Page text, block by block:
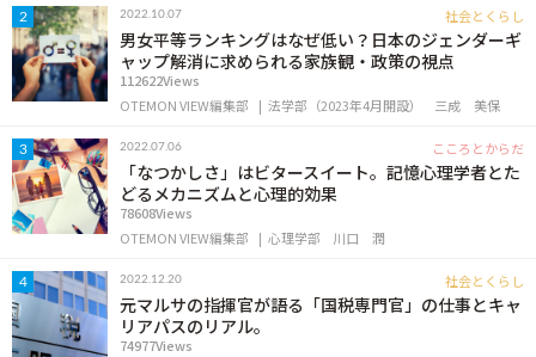
OTEMON VIEWについて
サイトポリシー
FOLLOW US
2 2022.10.07 社会とくらし
男女平等ランキングはなぜ低い？日本のジェンダーギ
ャップ解消に求められる家族観・政策の視点
112622Views
OTEMON VIEW編集部
法学部（2023年4月開設） 三成 美保
3 2022.07.06 こころとからだ
「なつかしさ」はビタースイート。記憶心理学者とた
どるメカニズムと心理的効果
78608Views
OTEMON VIEW編集部
心理学部 川口 潤
4 2022.12.20 社会とくらし
元マルサの指揮官が語る「国税専門官」の仕事とキャ
リアパスのリアル。
74977Views